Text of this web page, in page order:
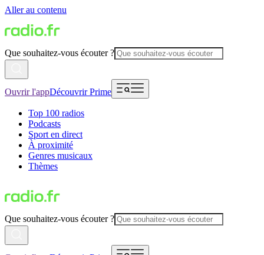
Aller au contenu
Que souhaitez-vous écouter ?
Ouvrir l'appDécouvrir Prime
Top 100 radios
Podcasts
Sport en direct
À proximité
Genres musicaux
Thèmes
Que souhaitez-vous écouter ?